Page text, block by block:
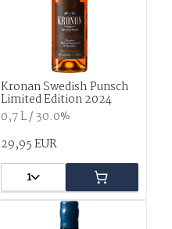
Kronan Swedish Punsch
Limited Edition 2024
0,7 L / 30.0%
29,95 EUR
1